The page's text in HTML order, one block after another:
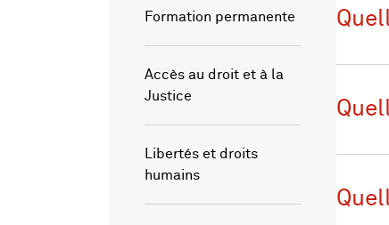
Formation permanente
Accès au droit et à la
Justice
Libertés et droits
humains